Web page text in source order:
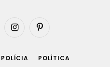
InstagramPinterest
POLÍCIA
POLÍTICA